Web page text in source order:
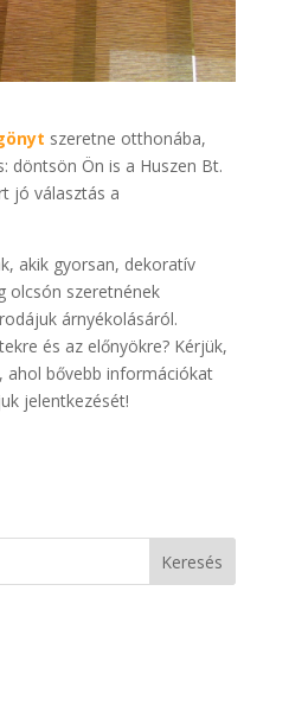
szeretne otthonába,
döntsön Ön is a Huszen Bt.
jó választás a
akik gyorsan, dekoratív
olcsón szeretnének
árnyékolásáról.
és az előnyökre? Kérjük,
ahol bővebb információkat
jelentkezését!